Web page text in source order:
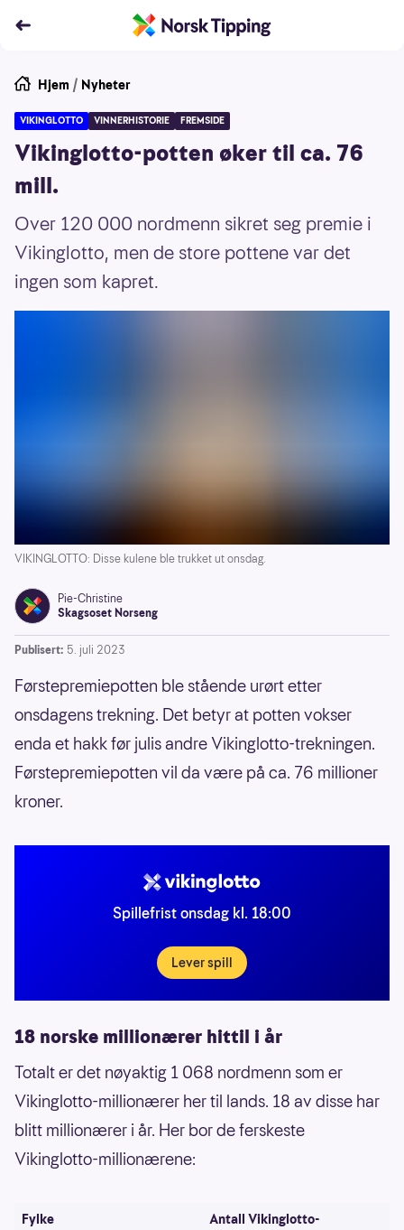
Hjem / Nyheter
VIKINGLOTTO VINNERHISTORIE FREMSIDE
Vikinglotto-potten øker til ca. 76
mill.
Over 120 000 nordmenn sikret seg premie i
Vikinglotto, men de store pottene var det
ingen som kapret.
VIKINGLOTTO: Disse kulene ble trukket ut onsdag.
Pie-Christine
Skagsoset Norseng
Publisert: 5. juli 2023
Førstepremiepotten ble stående urørt etter
onsdagens trekning. Det betyr at potten vokser
enda et hakk før julis andre Vikinglotto-trekningen.
Førstepremiepotten vil da være på ca. 76 millioner
kroner.
Spillefrist onsdag kl. 18:00
Lever spill
18 norske millionærer hittil i år
Totalt er det nøyaktig 1 068 nordmenn som er
Vikinglotto-millionærer her til lands. 18 av disse har
blitt millionærer i år. Her bor de ferskeste
Vikinglotto-millionærene:
Fylke
Antall Vikinglotto-